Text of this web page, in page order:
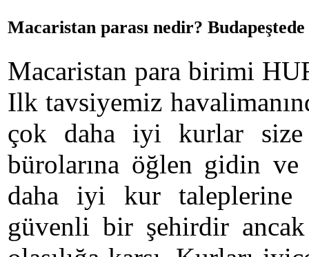
Macaristan parası nedir?
Macaristan para birimi
Ilk tavsiyemiz
çok daha iyi kurlar size
bürolarına öğlen gidin ve
daha iyi kur taleplerine
güvenli bir şehirdir